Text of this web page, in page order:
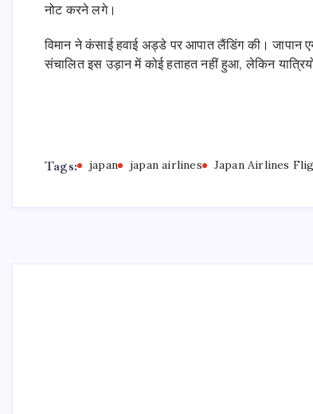
नोट करने लगे।
विमान ने कंसाई हवाई अड्डे पर आपात लैंडिंग की।
संचालित इस उड़ान में कोई हताहत नहीं हुआ, लेकिन
Tags: japan japan airlines Japan Airlines